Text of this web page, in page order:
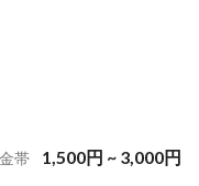
帯 1,500円 ~ 3,000円